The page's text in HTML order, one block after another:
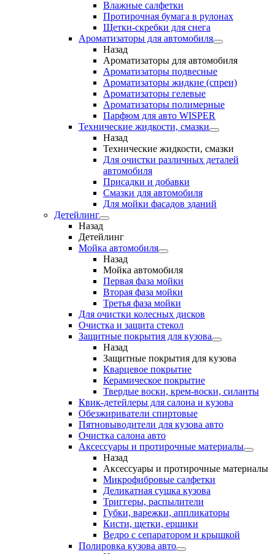
Влажные салфетки
Протирочная бумага в рулонах
Щетки-скребки для снега
Ароматизаторы для автомобиля
Назад
Ароматизаторы для автомобиля
Ароматизаторы подвесные
Ароматизаторы жидкие (спреи)
Ароматизаторы гелевые
Ароматизаторы полимерные
Парфюм для авто WISPER
Технические жидкости, смазки
Назад
Технические жидкости, смазки
Для очистки различных деталей
автомобиля
Присадки и добавки
Смазки для автомобиля
Для мойки фасадов зданий
Детейлинг
Назад
Детейлинг
Мойка автомобиля
Назад
Мойка автомобиля
Первая фаза мойки
Вторая фаза мойки
Третья фаза мойки
Для очистки колесных дисков
Очистка и защита стекол
Защитные покрытия для кузова
Назад
Защитные покрытия для кузова
Кварцевое покрытие
Керамическое покрытие
Твердые воски, крем-воски, силанты
Квик-детейлеры для салона и кузова
Обезжириватели спиртовые
Пятновыводители для кузова авто
Очистка салона авто
Аксессуары и протирочные материалы
Назад
Аксессуары и протирочные материалы
Микрофибровые салфетки
Деликатная сушка кузова
Триггеры, распылители
Губки, варежки, аппликаторы
Кисти, щетки, ершики
Ведро с сепаратором и крышкой
Полировка кузова авто